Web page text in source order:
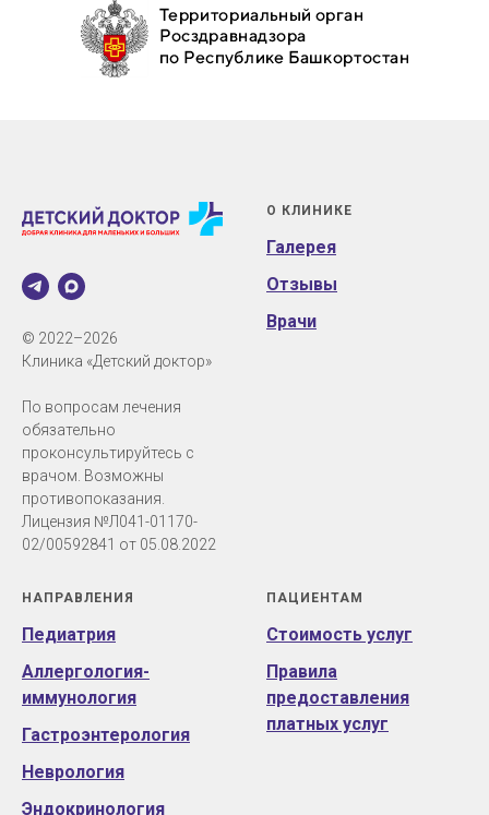
© 2022–2026
Клиника «Детский доктор»
По вопросам лечения
обязательно
проконсультируйтесь с
врачом. Возможны
противопоказания.
Лицензия №Л041-01170-
02/00592841 от 05.08.2022
О КЛИНИКЕ
Галерея
Отзывы
Врачи
НАПРАВЛЕНИЯ
Педиатрия
Аллергология-
иммунология
Гастроэнтерология
Неврология
Эндокринология
ПАЦИЕНТАМ
Стоимость услуг
Правила
предоставления
платных услуг